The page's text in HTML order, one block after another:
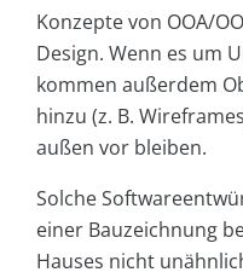
Konzepte von OOA/
Design. Wenn es um
kommen außerdem
hinzu (z. B.
außen vor bleiben.
Solche
einer Bauzeichnung
Hauses nicht